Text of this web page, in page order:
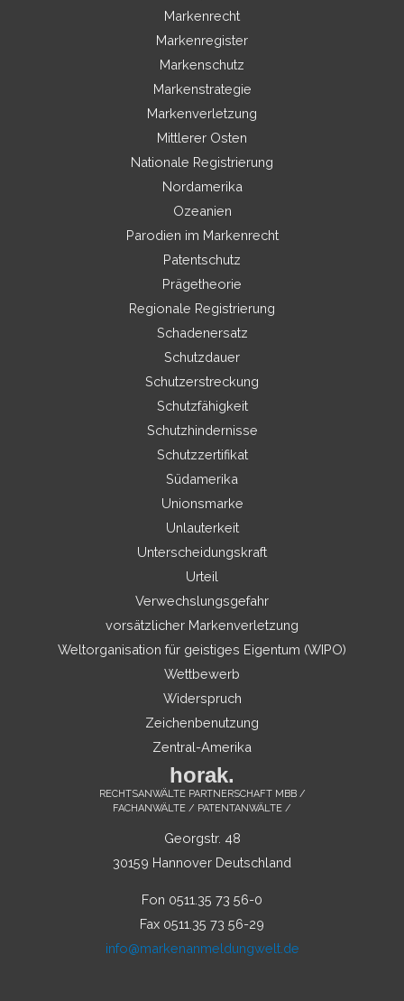
Markenrecht
Markenregister
Markenschutz
Markenstrategie
Markenverletzung
Mittlerer Osten
Nationale Registrierung
Nordamerika
Ozeanien
Parodien im Markenrecht
Patentschutz
Prägetheorie
Regionale Registrierung
Schadenersatz
Schutzdauer
Schutzerstreckung
Schutzfähigkeit
Schutzhindernisse
Schutzzertifikat
Südamerika
Unionsmarke
Unlauterkeit
Unterscheidungskraft
Urteil
Verwechslungsgefahr
vorsätzlicher Markenverletzung
Weltorganisation für geistiges Eigentum (WIPO)
Wettbewerb
Widerspruch
Zeichenbenutzung
Zentral-Amerika
horak.
RECHTSANWÄLTE PARTNERSCHAFT MBB /
FACHANWÄLTE / PATENTANWÄLTE /
Georgstr. 48
30159 Hannover Deutschland
Fon 0511.35 73 56-0
Fax 0511.35 73 56-29
info@markenanmeldungwelt.de